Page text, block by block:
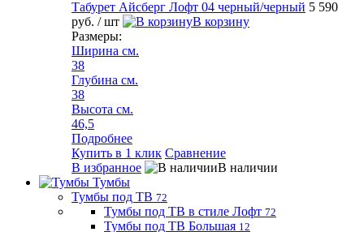
Табурет Айсберг Лофт 04 черный/черный 5 590
руб. / шт
В корзину
Размеры:
Ширина см.
38
Глубина см.
38
Высота см.
46,5
Подробнее
Купить в 1 клик Сравнение
В избранное
В наличии
Тумбы
Тумбы под ТВ 72
Тумбы под ТВ в стиле Лофт 72
Тумбы под ТВ Большая 12